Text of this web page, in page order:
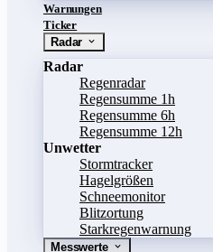
Warnungen
Ticker
Radar
Radar
Regenradar
Regensumme 1h
Regensumme 6h
Regensumme 12h
Unwetter
Stormtracker
Hagelgrößen
Schneemonitor
Blitzortung
Starkregenwarnung
Messwerte